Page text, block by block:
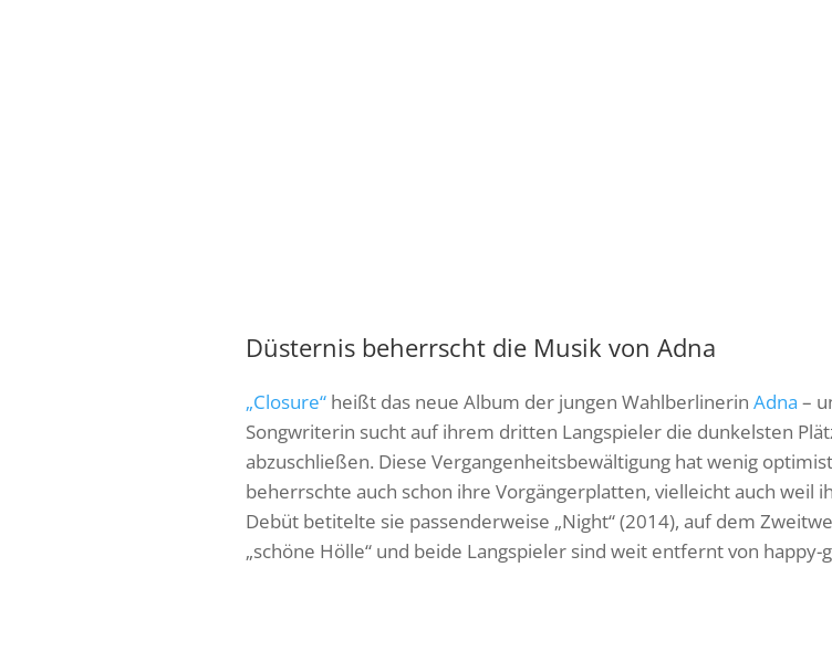
Düsternis beherrscht die Musik von Adna
„Closure“ heißt das neue Album der jungen Wahlberlinerin Adna –
Songwriterin sucht auf ihrem dritten Langspieler die dunkelsten
abzuschließen. Diese Vergangenheitsbewältigung hat wenig
beherrschte auch schon ihre Vorgängerplatten, vielleicht auch weil
Debüt betitelte sie passenderweise „Night“ (2014), auf dem
„schöne Hölle“ und beide Langspieler sind weit entfernt von happy-